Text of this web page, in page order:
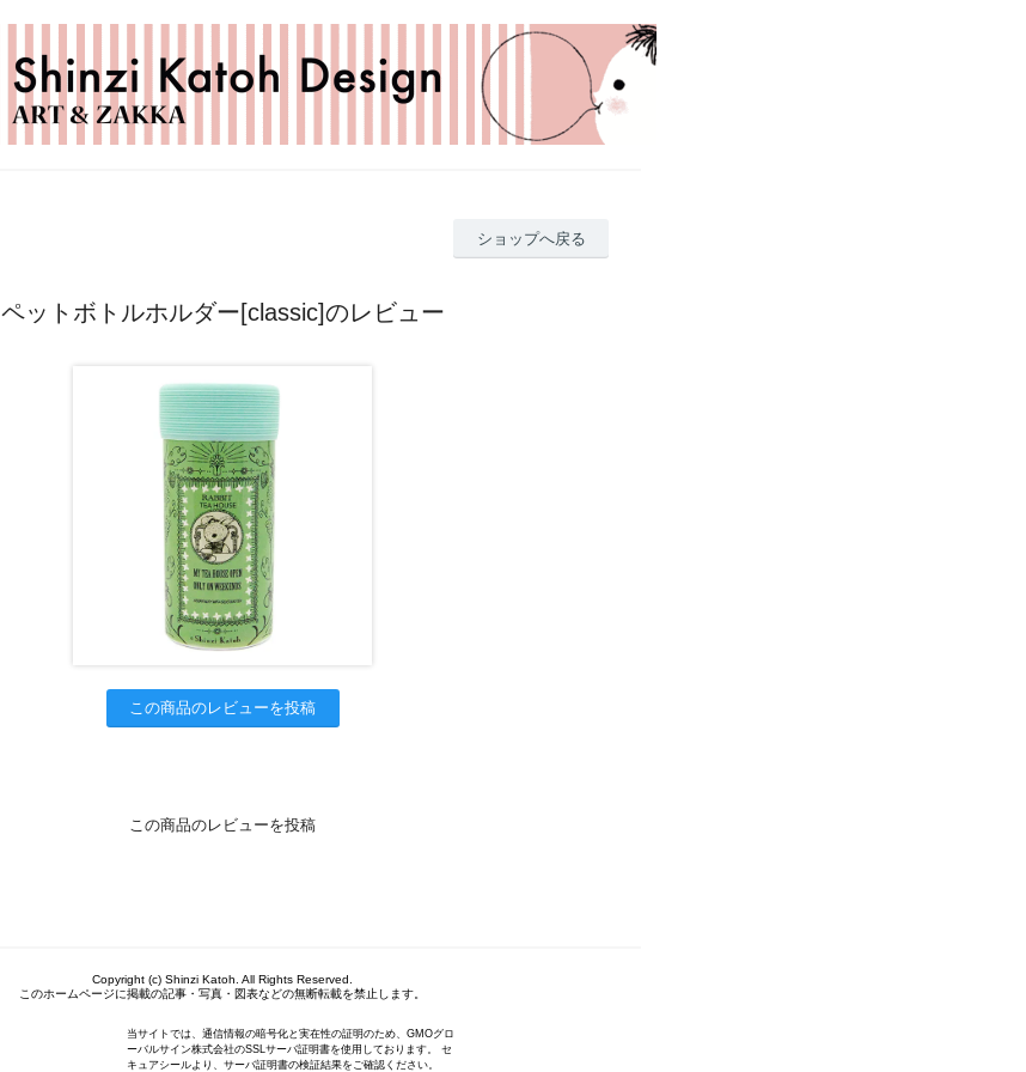
ショップへ戻る
ペットボトルホルダー[classic]のレビュー
この商品のレビューを投稿
この商品のレビューを投稿
Copyright (c) Shinzi Katoh. All Rights Reserved.
このホームページに掲載の記事・写真・図表などの無断転載を禁止します。
当サイトでは、通信情報の暗号化と実在性の証明のため、GMOグロ
ーバルサイン株式会社のSSLサーバ証明書を使用しております。 セ
キュアシールより、サーバ証明書の検証結果をご確認ください。